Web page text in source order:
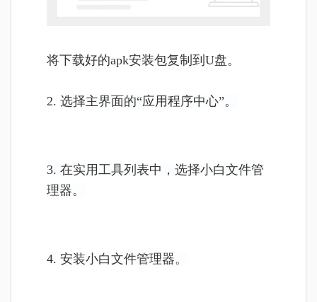
将下载好的apk安装包复制到U盘。
2. 选择主界面的“应用程序中心”。
3. 在实用工具列表中，选择小白文件管
理器。
4. 安装小白文件管理器。